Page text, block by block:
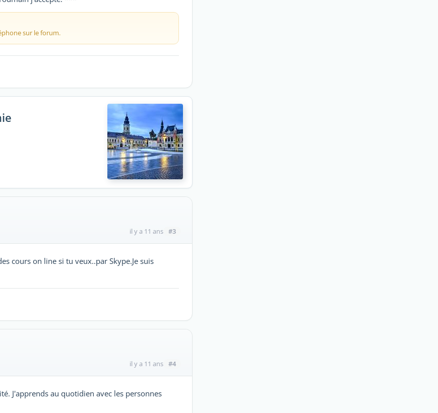
sur le forum.
il y a 11 ans #3
cours on line si tu veux..par Skype.Je suis
il y a 11 ans #4
J'apprends au quotidien avec les personnes